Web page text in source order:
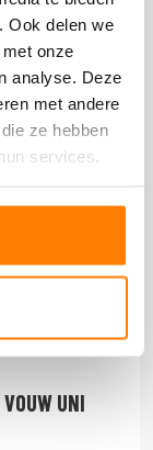
Ook delen we
onze
analyse. Deze
met andere
ze hebben
services.
UNI